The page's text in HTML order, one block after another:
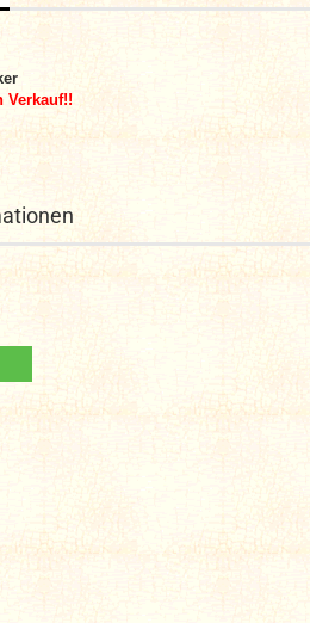
Verkauf!!